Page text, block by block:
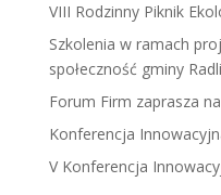
VIII Rodzinny Piknik
Szkolenia w ramach
społeczność gminy
Forum Firm zaprasza
Konferencja
V Konferencja